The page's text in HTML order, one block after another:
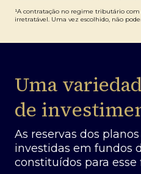
¹A contratação no regime tributário com
irretratável. Uma vez escolhido, não
Uma
de
As reservas dos
investidas em fundos
constituídos para esse